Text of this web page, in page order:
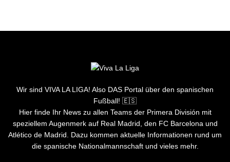
Wir sind VIVA LA LIGA! Also DAS Portal über den spanischen
Fußball! 🇪🇸
Hier finde Ihr News zu allen Teams der Primera División mit
speziellem Augenmerk auf Real Madrid, den FC Barcelona und
Atlético de Madrid. Dazu kommen aktuelle Informationen rund um
die spanische Nationalmannschaft und vieles mehr.